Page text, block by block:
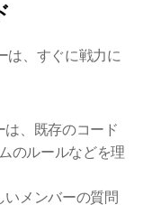
は、すぐに戦力に
は、既存のコード
のルールなどを理
いメンバーの質問